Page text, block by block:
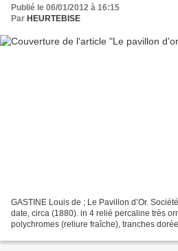
Publié le 06/01/2012 à 16:15
Par HEURTEBISE
GASTINE Louis de ; Le Pavillon d’Or.
date, circa (1880). in 4 relié percaline très
polychromes (reliure fraîche), tranches